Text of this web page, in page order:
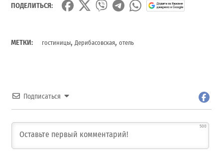
ПОДЕЛИТЬСЯ:
МЕТКИ: гостиницы,Дерибасовская,отель
Подписаться
500